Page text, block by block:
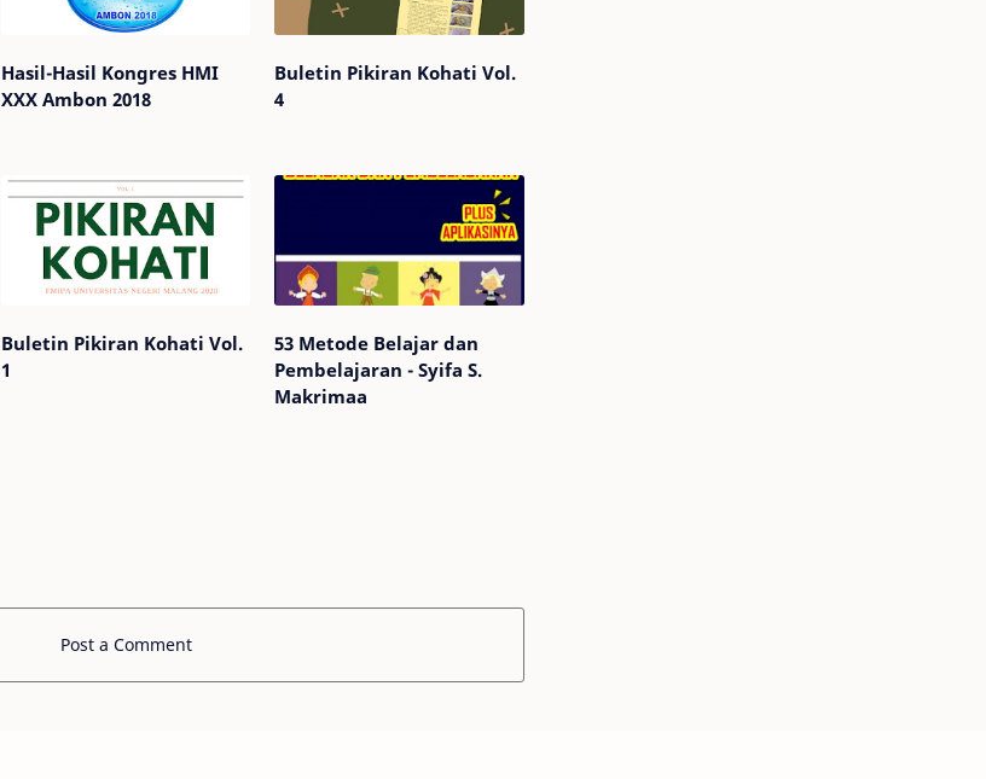
Hasil-Hasil Kongres HMI
XXX Ambon 2018
Buletin Pikiran Kohati Vol.
4
Buletin Pikiran Kohati Vol.
1
53 Metode Belajar dan
Pembelajaran - Syifa S.
Makrimaa
Post a Comment